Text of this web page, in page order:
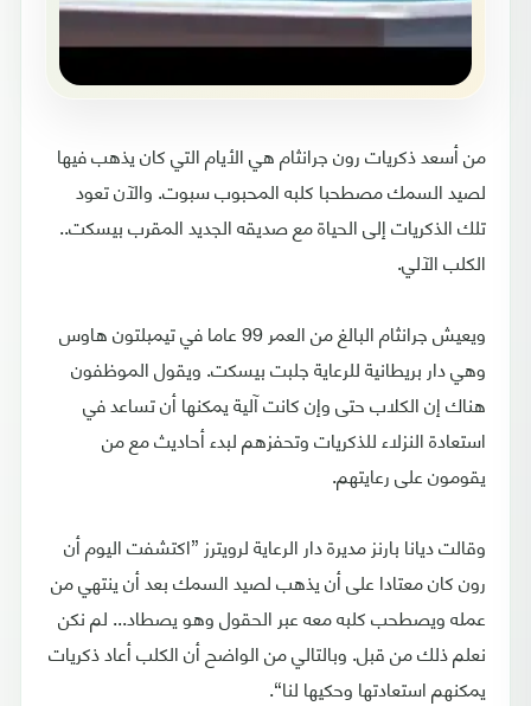
من أسعد ذكريات رون جرانثام هي الأيام التي كان يذهب فيها
لصيد السمك مصطحبا كلبه المحبوب سبوت. والآن تعود
تلك الذكريات إلى الحياة مع صديقه الجديد المقرب بيسكت..
الكلب الآلي.
ويعيش جرانثام البالغ من العمر 99 عاما في تيمبلتون هاوس
وهي دار بريطانية للرعاية جلبت بيسكت. ويقول الموظفون
هناك إن الكلاب حتى وإن كانت آلية يمكنها أن تساعد في
استعادة النزلاء للذكريات وتحفزهم لبدء أحاديث مع من
يقومون على رعايتهم.
وقالت ديانا بارنز مديرة دار الرعاية لرويترز ”اكتشفت اليوم أن
رون كان معتادا على أن يذهب لصيد السمك بعد أن ينتهي من
عمله ويصطحب كلبه معه عبر الحقول وهو يصطاد... لم نكن
نعلم ذلك من قبل. وبالتالي من الواضح أن الكلب أعاد ذكريات
يمكنهم استعادتها وحكيها لنا“.